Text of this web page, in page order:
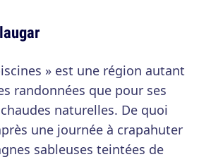
» est une région autant
randonnées que pour ses
chaudes naturelles. De quoi
une journée à crapahuter
sableuses teintées de